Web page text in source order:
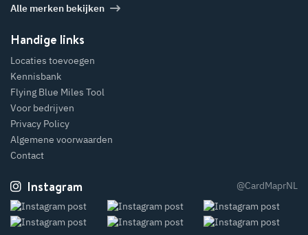
Alle merken bekijken
Handige links
Locaties toevoegen
Kennisbank
Flying Blue Miles Tool
Voor bedrijven
Privacy Policy
Algemene voorwaarden
Contact
Instagram @CardMaprNL